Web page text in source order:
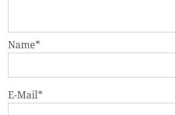
Name*
E-Mail*